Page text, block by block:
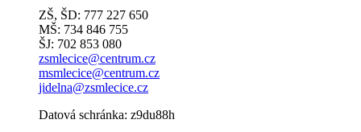
ZŠ, ŠD: 777 227 650
MŠ: 734 846 755
ŠJ: 702 853 080
zsmlecice@centrum.cz
msmlecice@centrum.cz
jidelna@zsmlecice.cz
Datová schránka: z9du88h